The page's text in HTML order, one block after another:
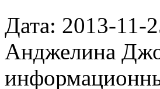
Дата: 2013-11-
Анджелина